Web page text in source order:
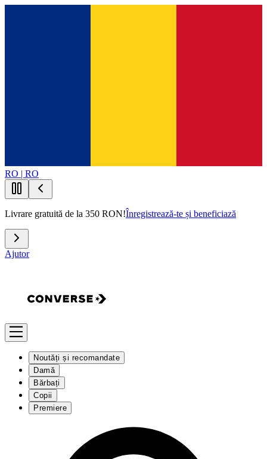
RO | RO
Livrare gratuită de la 350 RON!Înregistrează-te și beneficiază
Ajutor
Noutăți și recomandate
Damă
Bărbați
Copii
Premiere